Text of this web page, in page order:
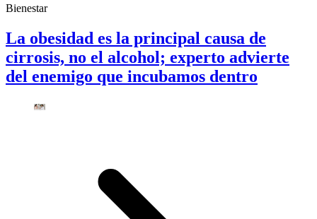
Bienestar
La obesidad es la principal causa de
cirrosis, no el alcohol; experto advierte
del enemigo que incubamos dentro